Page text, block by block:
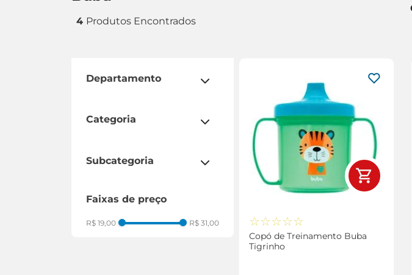
4
departamento
mundo infantil
categoria
mãos e unhas
subcategoria
mordedor
estojo
faixas de preço
R$ 19,00 R$ 31,00 ☆☆☆☆☆
Copó de Treinamento Buba
Tigrinho